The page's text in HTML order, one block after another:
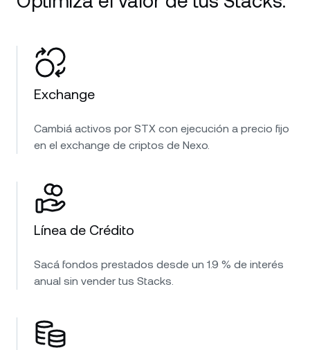
Exchange
Cambiá activos por STX con ejecución a precio fijo
en el exchange de criptos de Nexo.
Línea de Crédito
Sacá fondos prestados desde un 1.9 % de interés
anual sin vender tus Stacks.